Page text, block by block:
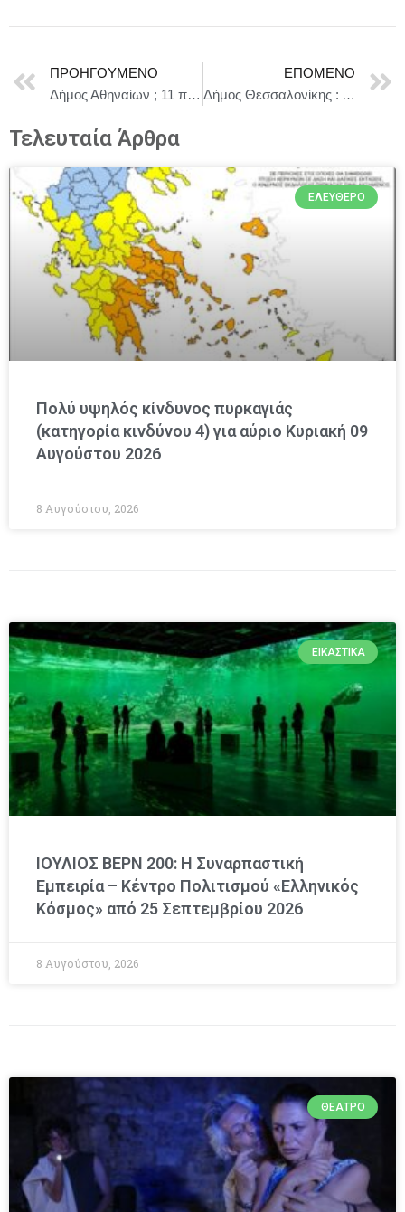
ΠΡΟΗΓΟΎΜΕΝΟ
Δήμος Αθηναίων ; 11 προτάσεις για μια νέα αρχιτεκτονική Αυτοδιοίκησης
ΕΠΌΜΕΝΟ
Δήμος Θεσσαλονίκης : Αφιέρωμα στους συνθέτες Μάνο Χατζιδάκι και Μίκη Θεοδωράκη για τα 100 χρόνια από τη γέννησή τους
Τελευταία Άρθρα
ΕΛΕΎΘΕΡΟ
Πολύ υψηλός κίνδυνος πυρκαγιάς
(κατηγορία κινδύνου 4) για αύριο Κυριακή 09
Αυγούστου 2026
8 Αυγούστου, 2026
ΕΙΚΑΣΤΙΚΆ
ΙΟΥΛΙΟΣ ΒΕΡΝ 200: Η Συναρπαστική
Εμπειρία – Κέντρο Πολιτισμού «Ελληνικός
Κόσμος» από 25 Σεπτεμβρίου 2026
8 Αυγούστου, 2026
ΘΈΑΤΡΟ